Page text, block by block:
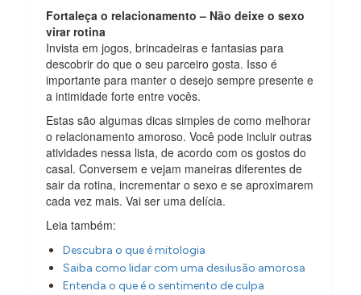
Fortaleça o relacionamento – Não deixe o sexo
virar rotina
Invista em jogos, brincadeiras e fantasias para
descobrir do que o seu parceiro gosta. Isso é
importante para manter o desejo sempre presente e
a intimidade forte entre vocês.
Estas são algumas dicas simples de como melhorar
o relacionamento amoroso. Você pode incluir outras
atividades nessa lista, de acordo com os gostos do
casal. Conversem e vejam maneiras diferentes de
sair da rotina, incrementar o sexo e se aproximarem
cada vez mais. Vai ser uma delícia.
Leia também:
Descubra o que é mitologia
Saiba como lidar com uma desilusão amorosa
Entenda o que é o sentimento de culpa